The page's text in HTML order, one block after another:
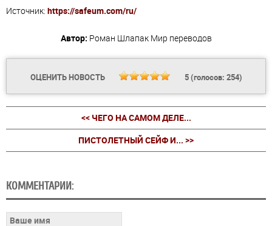
Источник: https://safeum.com/ru/
Автор: Роман Шлапак Мир переводов
ОЦЕНИТЬ НОВОСТЬ 5(голосов: 254)
<< ЧЕГО НА САМОМ ДЕЛЕ...
ПИСТОЛЕТНЫЙ СЕЙФ И... >>
КОММЕНТАРИИ: